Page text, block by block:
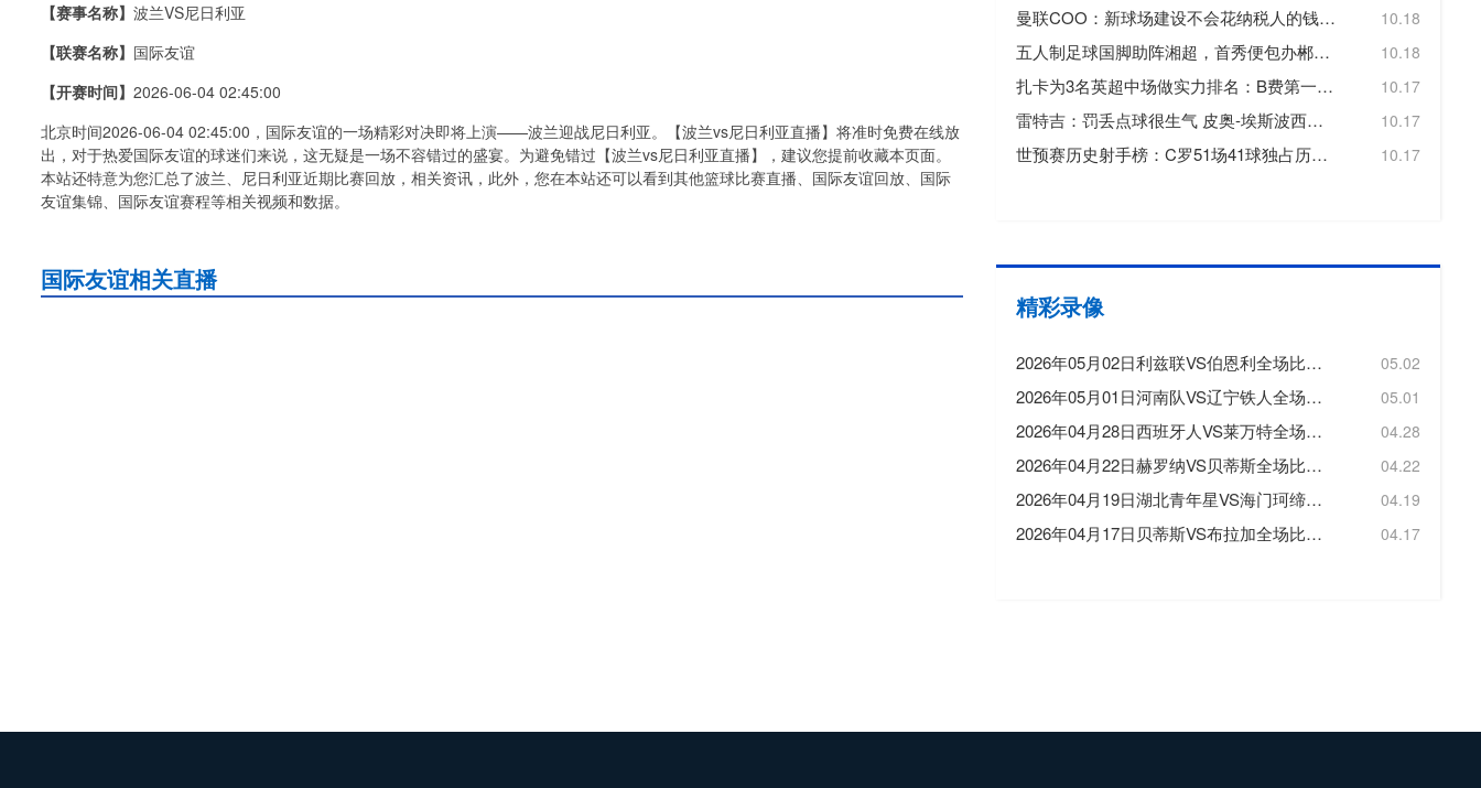
【赛事名称】 波兰VS尼日利亚
【联赛名称】 国际友谊
【开赛时间】 2026-06-04 02:45:00
北京时间2026-06-04 02:45:00，国际友谊的一场精彩对决即将上演——波兰迎战尼日利亚。【波兰vs尼日利亚直播】将准时免费在线放
出，对于热爱国际友谊的球迷们来说，这无疑是一场不容错过的盛宴。为避免错过【波兰vs尼日利亚直播】，建议您提前收藏本页面。
本站还特意为您汇总了波兰、尼日利亚近期比赛回放，相关资讯，此外，您在本站还可以看到其他篮球比赛直播、国际友谊回放、国际
友谊集锦、国际友谊赛程等相关视频和数据。
国际友谊相关直播
曼联COO：新球场建设不会花纳税人的钱，曼联自行承担20亿镑费用 10.18
五人制足球国脚助阵湘超，首秀便包办郴州队三个进球 10.18
扎卡为3名英超中场做实力排名：B费第一，维尔茨第二，帕尔默第三 10.17
雷特吉：罚丢点球很生气 皮奥-埃斯波西托踢得非常好 10.17
世预赛历史射手榜：C罗51场41球独占历史射手王，梅西72场36球第3 10.17
精彩录像
2026年05月02日利兹联VS伯恩利全场比赛录像回放 05.02
2026年05月01日河南队VS辽宁铁人全场比赛录像回放 05.01
2026年04月28日西班牙人VS莱万特全场比赛录像回放 04.28
2026年04月22日赫罗纳VS贝蒂斯全场比赛录像回放 04.22
2026年04月19日湖北青年星VS海门珂缔缘全场比赛录像回放 04.19
2026年04月17日贝蒂斯VS布拉加全场比赛录像回放 04.17